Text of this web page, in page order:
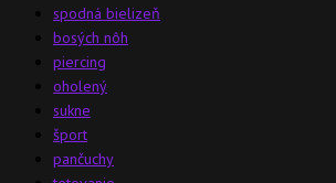
spodná bielizeň
bosých nôh
piercing
oholený
sukne
šport
pančuchy